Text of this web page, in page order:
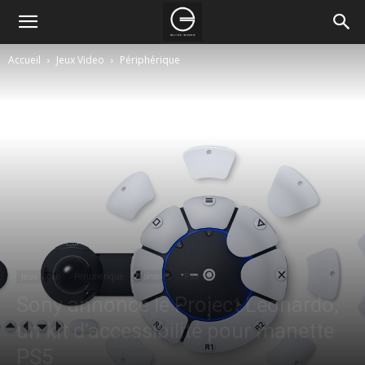
Accueil Jeux Video Périphérique
Jeux Video Périphérique Consoles PS5
Sony annonce le Project Leonardo,
un kit d’accessibilité pour manette
PS5